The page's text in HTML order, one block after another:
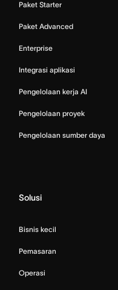
Paket Starter
Paket Advanced
Enterprise
Integrasi aplikasi
Pengelolaan kerja AI
Pengelolaan proyek
Pengelolaan sumber daya
Solusi
Bisnis kecil
Pemasaran
Operasi